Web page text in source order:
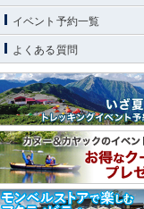
イベント予約一覧
よくある質問